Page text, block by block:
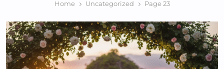
Home Uncategorized Page 23